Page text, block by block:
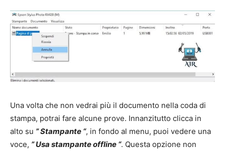
Una volta che non vedrai più il documento nella coda di
stampa, potrai fare alcune prove. Innanzitutto clicca in
alto su ” Stampante “, in fondo al menu, puoi vedere una
voce, ” Usa stampante offline “. Questa opzione non